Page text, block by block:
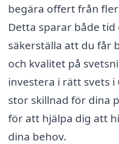
begära offert från
Detta sparar både
säkerställa att du får
och kvalitet på
investera i rätt svets
stor skillnad för dina
för att hjälpa dig att
dina behov.